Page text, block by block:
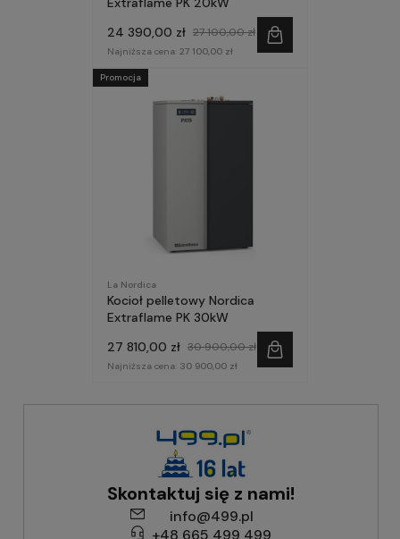
24 390,00 zł 27 100,00 zł
Najniższa cena: 27 100,00 zł
La Nordica
Kocioł pelletowy Nordica
Extraflame PK 30kW
27 810,00 zł 30 900,00 zł
Najniższa cena: 30 900,00 zł
Promocja
Skontaktuj się z nami!
info@499.pl
+48 665 499 499